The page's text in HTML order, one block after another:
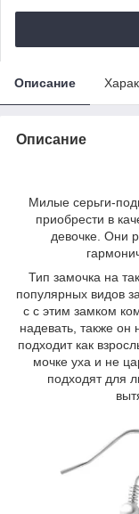
Описание
Описание
Милые серьги-
приобрести в
девочке. Они
Тип замочка на
популярных видов
с с этим замком
надевать, также он
подходит как
мочке уха и не
подходят для